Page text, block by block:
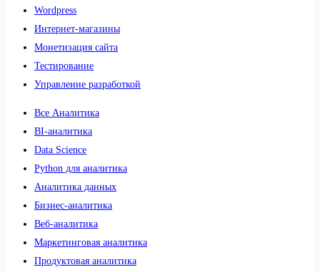
Wordpress
Интернет-магазины
Монетизация сайта
Тестирование
Управление разработкой
Все Аналитика
BI-аналитика
Data Science
Python для аналитика
Аналитика данных
Бизнес-аналитика
Веб-аналитика
Маркетинговая аналитика
Продуктовая аналитика